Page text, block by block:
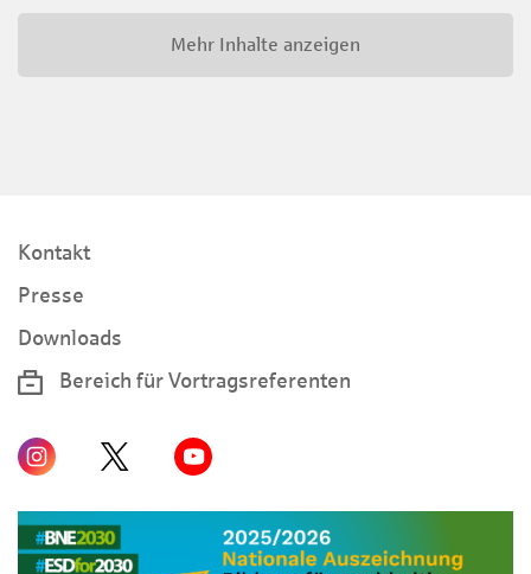
Mehr Inhalte anzeigen
Kontakt
Presse
Downloads
Bereich für Vortragsreferenten